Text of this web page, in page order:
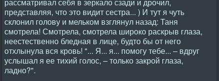
представляя, что это видит сестра... ) И тут я чуть
склонил голову и мельком взглянул назад: Таня
смотрела! Смотрела, смотрела широко раскрыв глаза,
неестественно бледная в лице, будто бы от него
отхлынула вся кровь! "... Я... я... помогу тебе... – вдруг
услышал я ее тихий голос, – только закрой глаза,
ладно?".